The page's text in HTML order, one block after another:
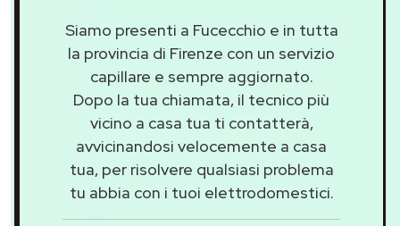
Siamo presenti a Fucecchio e in tutta
la provincia di Firenze con un servizio
capillare e sempre aggiornato.
Dopo la tua chiamata, il tecnico più
vicino a casa tua ti contatterà,
avvicinandosi velocemente a casa
tua, per risolvere qualsiasi problema
tu abbia con i tuoi elettrodomestici.